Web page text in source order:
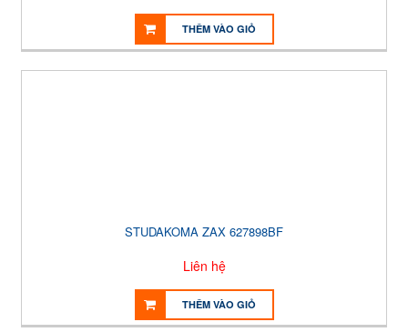
THÊM VÀO GIỎ
STUDAKOMA ZAX 627898BF
Liên hệ
THÊM VÀO GIỎ